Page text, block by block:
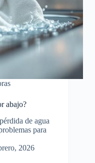
abajo?
de agua
para
2026